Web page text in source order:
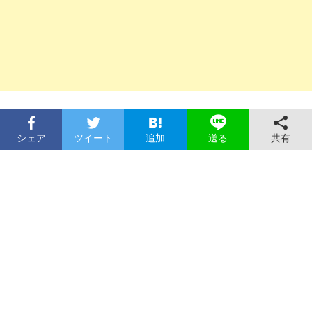
シェア ツイート 追加 送る 共有